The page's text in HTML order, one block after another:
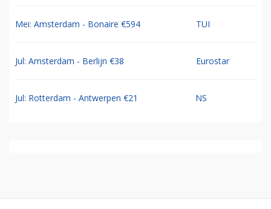
Mei: Amsterdam - Bonaire €594 TUI
Jul: Amsterdam - Berlijn €38 Eurostar
Jul: Rotterdam - Antwerpen €21 NS